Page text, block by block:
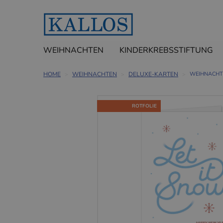
WEIHNACHTEN
KINDERKREBSSTIFTUNG
HOME WEIHNACHTEN DELUXE-KARTEN
ROTFOLIE